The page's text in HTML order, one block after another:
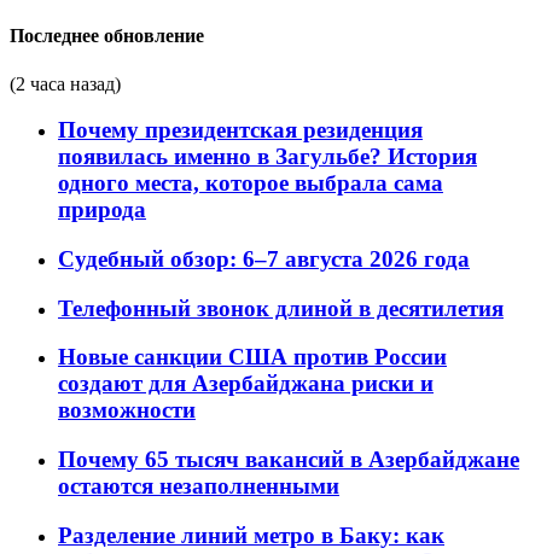
Последнее обновление
(2 часа назад)
Почему президентская резиденция
появилась именно в Загульбе? История
одного места, которое выбрала сама
природа
Судебный обзор: 6–7 августа 2026 года
Телефонный звонок длиной в десятилетия
Новые санкции США против России
создают для Азербайджана риски и
возможности
Почему 65 тысяч вакансий в Азербайджане
остаются незаполненными
Разделение линий метро в Баку: как